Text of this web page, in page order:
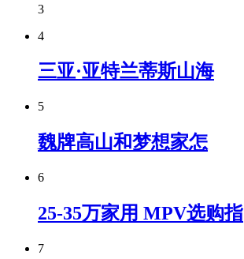
3
4
三亚·亚特兰蒂斯山海
5
魏牌高山和梦想家怎
6
25-35万家用 MPV选购指
7